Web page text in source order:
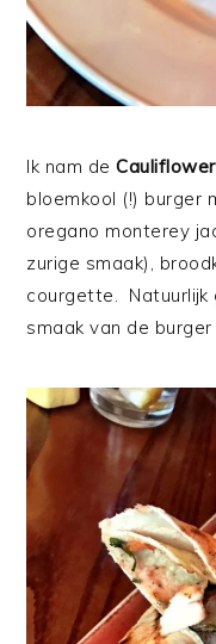
Ik nam de
bloemkool (!) burger
oregano monterey
zurige smaak),
courgette. Natuurlijk
smaak van de